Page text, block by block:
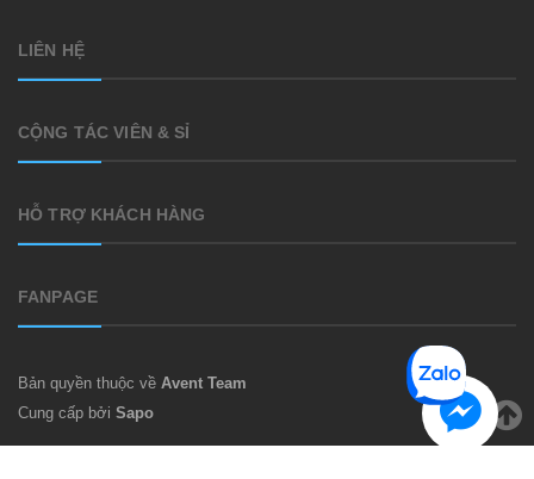
LIÊN HỆ
CỘNG TÁC VIÊN & SỈ
HỖ TRỢ KHÁCH HÀNG
FANPAGE
Bản quyền thuộc về Avent Team
Cung cấp bởi Sapo